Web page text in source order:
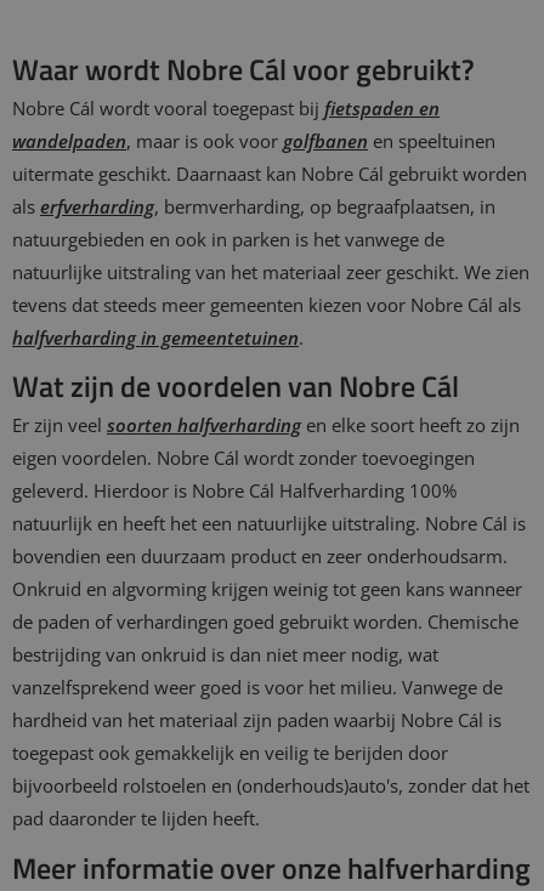
Waar wordt Nobre Cál voor gebruikt?
Nobre Cál wordt vooral toegepast bij fietspaden en
wandelpaden, maar is ook voor golfbanen en speeltuinen
uitermate geschikt. Daarnaast kan Nobre Cál gebruikt worden
als erfverharding, bermverharding, op begraafplaatsen, in
natuurgebieden en ook in parken is het vanwege de
natuurlijke uitstraling van het materiaal zeer geschikt. We zien
tevens dat steeds meer gemeenten kiezen voor Nobre Cál als
halfverharding in gemeentetuinen.
Wat zijn de voordelen van Nobre Cál
Er zijn veel soorten halfverhardingen elke soort heeft zo zijn
eigen voordelen. Nobre Cál wordt zonder toevoegingen
geleverd. Hierdoor is Nobre Cál Halfverharding 100%
natuurlijk en heeft het een natuurlijke uitstraling. Nobre Cál is
bovendien een duurzaam product en zeer onderhoudsarm.
Onkruid en algvorming krijgen weinig tot geen kans wanneer
de paden of verhardingen goed gebruikt worden. Chemische
bestrijding van onkruid is dan niet meer nodig, wat
vanzelfsprekend weer goed is voor het milieu. Vanwege de
hardheid van het materiaal zijn paden waarbij Nobre Cál is
toegepast ook gemakkelijk en veilig te berijden door
bijvoorbeeld rolstoelen en (onderhouds)auto's, zonder dat het
pad daaronder te lijden heeft.
Meer informatie over onze halfverharding